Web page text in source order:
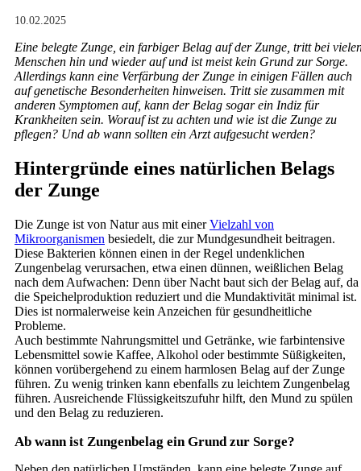
10.02.2025
Eine belegte Zunge, ein farbiger Belag auf der Zunge, tritt bei
Menschen hin und wieder auf und ist meist kein Grund zur Sorge.
Allerdings kann eine Verfärbung der Zunge in einigen Fällen auch
auf genetische Besonderheiten hinweisen. Tritt sie zusammen mit
anderen Symptomen auf, kann der Belag sogar ein Indiz für
Krankheiten sein. Worauf ist zu achten und wie ist die Zunge zu
pflegen? Und ab wann sollten ein Arzt aufgesucht werden?
Hintergründe eines natürlichen Belags
der Zunge
Die Zunge ist von Natur aus mit einerVielzahl von
Mikroorganismen besiedelt, die zur Mundgesundheit beitragen.
Diese Bakterien können einen in der Regel undenklichen
Zungenbelag verursachen, etwa einen dünnen, weißlichen Belag
nach dem Aufwachen: Denn über Nacht baut sich der Belag auf, da
die Speichelproduktion reduziert und die Mundaktivität minimal ist.
Dies ist normalerweise kein Anzeichen für gesundheitliche
Probleme.
Auch bestimmte Nahrungsmittel und Getränke, wie farbintensive
Lebensmittel sowie Kaffee, Alkohol oder bestimmte Süßigkeiten,
können vorübergehend zu einem harmlosen Belag auf der Zunge
führen. Zu wenig trinken kann ebenfalls zu leichtem Zungenbelag
führen. Ausreichende Flüssigkeitszufuhr hilft, den Mund zu spülen
und den Belag zu reduzieren.
Ab wann ist Zungenbelag ein Grund zur Sorge?